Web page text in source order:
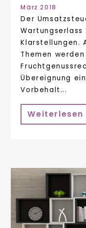
März 2018
Der
Wartungserlass
Klarstellungen.
Themen
Übereignung
Vorbehalt...
Weiterlesen